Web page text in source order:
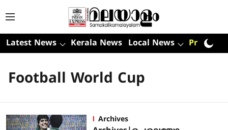
Latest News Kerala News Local News Premium
Football World Cup
Archives